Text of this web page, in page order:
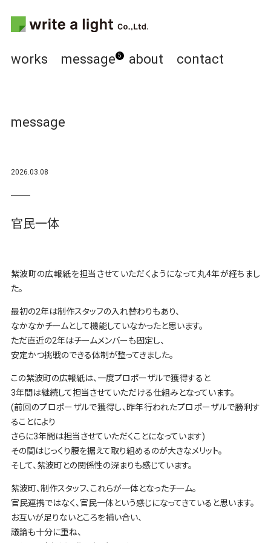
works message 5 about contact
message
2026.03.08
官民一体
紫波町の広報紙を担当させていただくようになって丸4年が経ちまし
た。
最初の2年は制作スタッフの入れ替わりもあり、
なかなかチームとして機能していなかったと思います。
ただ直近の2年はチームメンバーも固定し、
安定かつ挑戦のできる体制が整ってきました。
この紫波町の広報紙は、一度プロポーザルで獲得すると
3年間は継続して担当させていただける仕組みとなっています。
(前回のプロポーザルで獲得し、昨年行われたプロポーザルで勝利す
ることにより
さらに3年間は担当させていただくことになっています)
その間はじっくり腰を据えて取り組めるのが大きなメリット。
そして、紫波町との関係性の深まりも感じています。
紫波町、制作スタッフ、これらが一体となったチーム。
官民連携ではなく、官民一体という感じになってきていると思います。
お互いが足りないところを補い合い、
議論も十分に重ね、